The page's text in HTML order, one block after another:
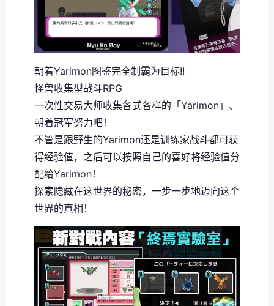
朝着Yarimon图鉴完全制霸为目标!!
怪兽收集型战斗RPG
一次性交易大师收集各式各样的「Yarimon」、
朝着冠军努力吧！
不管是跟野生的Yarimon还是训练家战斗都可获
得经验值，之后可以按照自己的喜好将经验值分
配给Yarimon！
探索隐藏在这世界的秘密，一步一步地迈向这个
世界的真相！